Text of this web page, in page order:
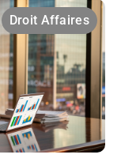
Droit Affaires